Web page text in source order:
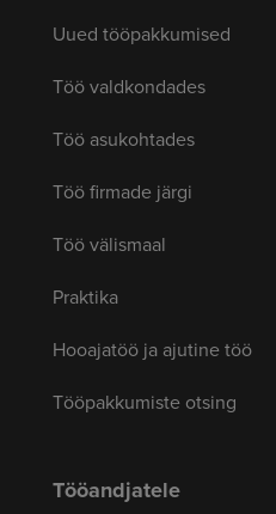
Uued tööpakkumised
Töö valdkondades
Töö asukohtades
Töö firmade järgi
Töö välismaal
Praktika
Hooajatöö ja ajutine töö
Tööpakkumiste otsing
Tööandjatele